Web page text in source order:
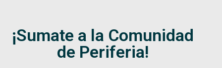
¡Sumate a la Comunidad
de Periferia!